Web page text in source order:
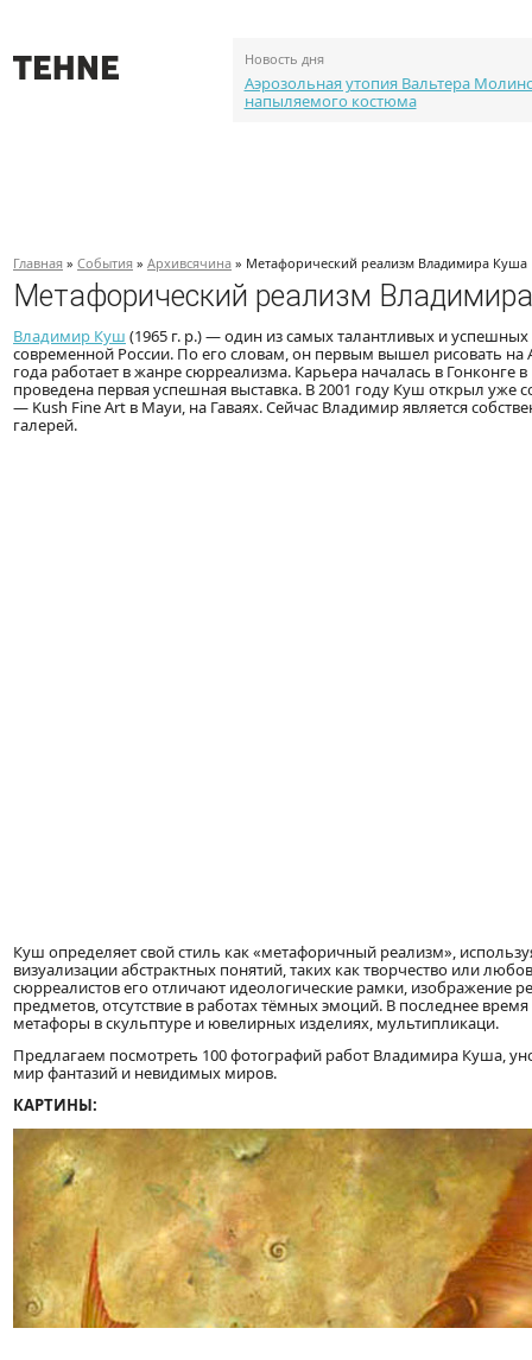
Новость дня
Аэрозольная утопия Вальтера
напыляемого костюма
Главная » События » Архивсячина » Метафорический реализм Владимира Куша
Метафорический реализм
Владимир Куш (1965 г. р.) — один из самых талантливых и
современной России. По его словам, он первым вышел рисовать на
года работает в жанре сюрреализма. Карьера началась в Гонконге в
проведена первая успешная выставка. В 2001 году Куш открыл уже
— Kush Fine Art в Мауи, на Гаваях. Сейчас Владимир является
галерей.
Куш определяет свой стиль как «метафоричный реализм»,
визуализации абстрактных понятий, таких как творчество или
сюрреалистов его отличают идеологические рамки, изображение
предметов, отсутствие в работах тёмных эмоций. В последнее
метафоры в скульптуре и ювелирных изделиях, мультипликаци.
Предлагаем посмотреть 100 фотографий работ Владимира Куша,
мир фантазий и невидимых миров.
КАРТИНЫ: